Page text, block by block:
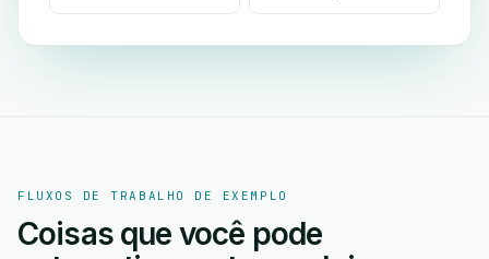
FLUXOS DE TRABALHO DE EXEMPLO
Coisas que você pode